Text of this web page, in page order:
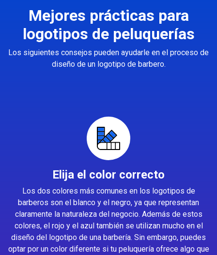
Mejores prácticas para
logotipos de peluquerías
Los siguientes consejos pueden ayudarle en el proceso de
diseño de un logotipo de barbero.
Elija el color correcto
Los dos colores más comunes en los logotipos de
barberos son el blanco y el negro, ya que representan
claramente la naturaleza del negocio. Además de estos
colores, el rojo y el azul también se utilizan mucho en el
diseño del logotipo de una barbería. Sin embargo, puedes
optar por un color diferente si tu peluquería ofrece algo que